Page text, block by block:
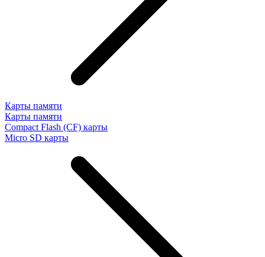
Карты памяти
Карты памяти
Compact Flash (CF) карты
Micro SD карты